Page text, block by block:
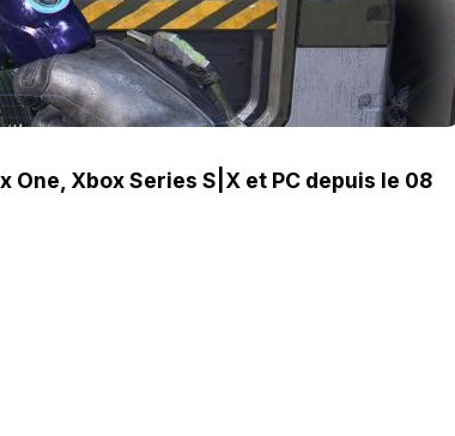
Xbox Series S|X et PC depuis le 08